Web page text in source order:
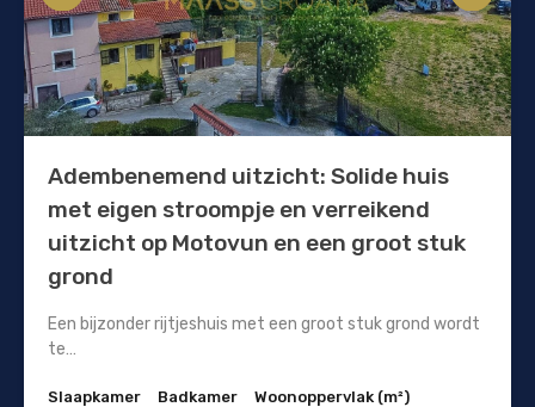
Adembenemend uitzicht: Solide huis
met eigen stroompje en verreikend
uitzicht op Motovun en een groot stuk
grond
Een bijzonder rijtjeshuis met een groot stuk grond wordt
te…
Slaapkamer
Badkamer
Woonoppervlak (m²)